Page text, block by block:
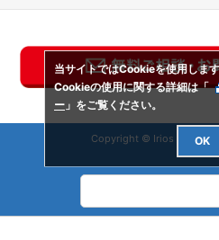
Copyright © Irios Co., Ltd.
当サイトではCookieを使用しま
Cookieの使用に関する詳細は「
ー 」をご覧ください。
OK